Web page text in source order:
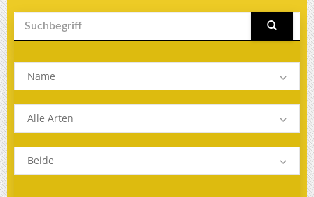
Name
Alle Arten
Beide